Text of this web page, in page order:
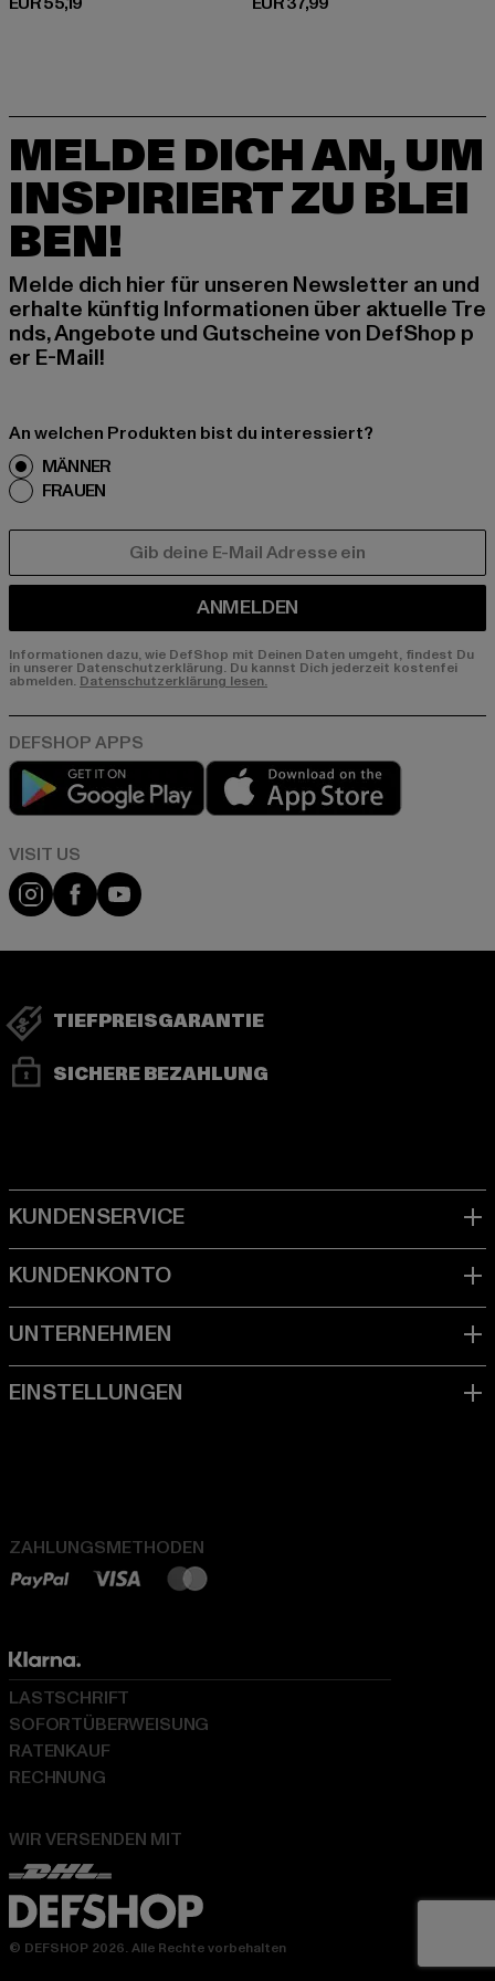
MELDE DICH AN, UM
INSPIRIERT ZU BLEI
BEN!
Melde dich hier für unseren Newsletter an und
erhalte künftig Informationen über aktuelle Tre
nds, Angebote und Gutscheine von DefShop p
er E-Mail!
An welchen Produkten bist du interessiert?
MÄNNER
FRAUEN
ANMELDEN
Informationen dazu, wie DefShop mit Deinen Daten umgeht, findest Du
in unserer Datenschutzerklärung. Du kannst Dich jederzeit kostenfei
abmelden. Datenschutzerklärung lesen.
Play market
Visit our Instagram page:
Visit our Facebook page:
Visit our YouTube channel:
TIEFPREISGARANTIE
SICHERE BEZAHLUNG
ZAHLUNGSMETHODEN
WIR VERSENDEN MIT
LASTSCHRIFT
SOFORTÜBERWEISUNG
RATENKAUF
RECHNUNG
© DEFSHOP 2026. Alle Rechte vorbehalten